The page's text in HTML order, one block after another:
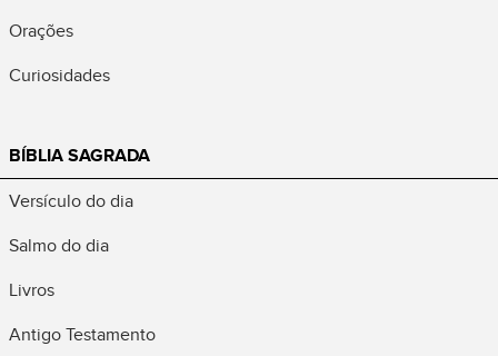
Orações
Curiosidades
BÍBLIA SAGRADA
Versículo do dia
Salmo do dia
Livros
Antigo Testamento